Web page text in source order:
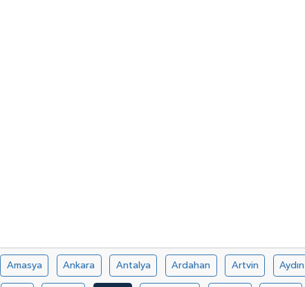
Amasya Ankara Antalya Ardahan Artvin Aydın